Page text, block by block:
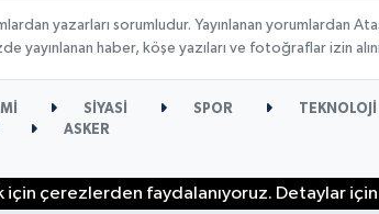
yazarları sorumludur. Yayınlanan
yayınlanan haber, köşe yazıları ve fotoğraflar izin
SİYASİ SPOR TEKNOLOJİ
ASKER
için çerezlerden faydalanıyoruz. Detaylar için